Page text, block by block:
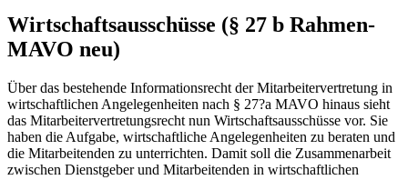
Wirtschaftsausschüsse (§ 27 b Rahmen-
MAVO neu)
Über das bestehende Informationsrecht der Mitarbeitervertretung in
wirtschaftlichen Angelegenheiten nach § 27?a MAVO hinaus sieht
das Mitarbeitervertretungsrecht nun Wirtschaftsausschüsse vor. Sie
haben die Aufgabe, wirtschaftliche Angelegenheiten zu beraten und
die Mitarbeitenden zu unterrichten. Damit soll die Zusammenarbeit
zwischen Dienstgeber und ­Mitarbeitenden in wirtschaftlichen